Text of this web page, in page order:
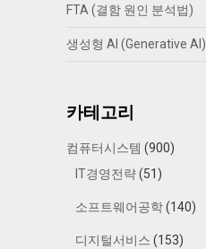
FTA (결함 원인 분석법)
생성형 AI (Generative AI)
카테고리
컴퓨터시스템 (900)
IT경영전략(51)
소프트웨어공학(140)
디지털서비스 (153)